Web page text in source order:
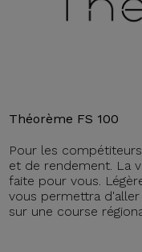
Théorème FS 100
Pour les
et de rendement. La
faite pour vous.
vous permettra
sur une course